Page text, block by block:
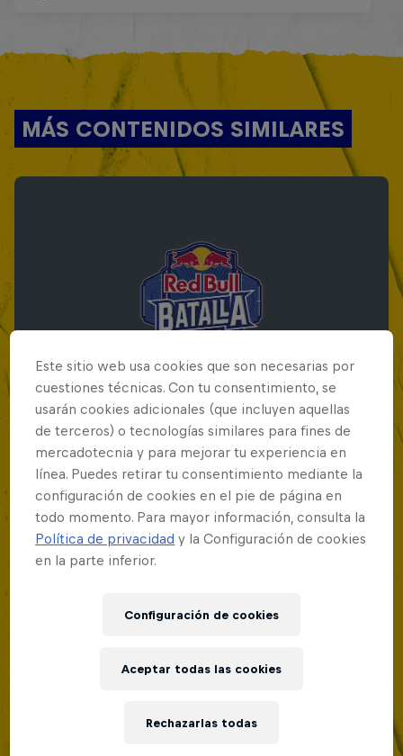
MÁS CONTENIDOS SIMILARES
Red Bull Batalla Final Torneo de Plazas
2026
19 Septiembre 2026
Lima, Peru
Este sitio web usa cookies que son necesarias por
cuestiones técnicas. Con tu consentimiento, se
usarán cookies adicionales (que incluyen aquellas
de terceros) o tecnologías similares para fines de
mercadotecnia y para mejorar tu experiencia en
línea. Puedes retirar tu consentimiento mediante la
configuración de cookies en el pie de página en
todo momento. Para mayor información, consulta la
Política de privacidad y la Configuración de cookies
en la parte inferior.
Configuración de cookies
Rechazarlas todas
Aceptar todas las cookies